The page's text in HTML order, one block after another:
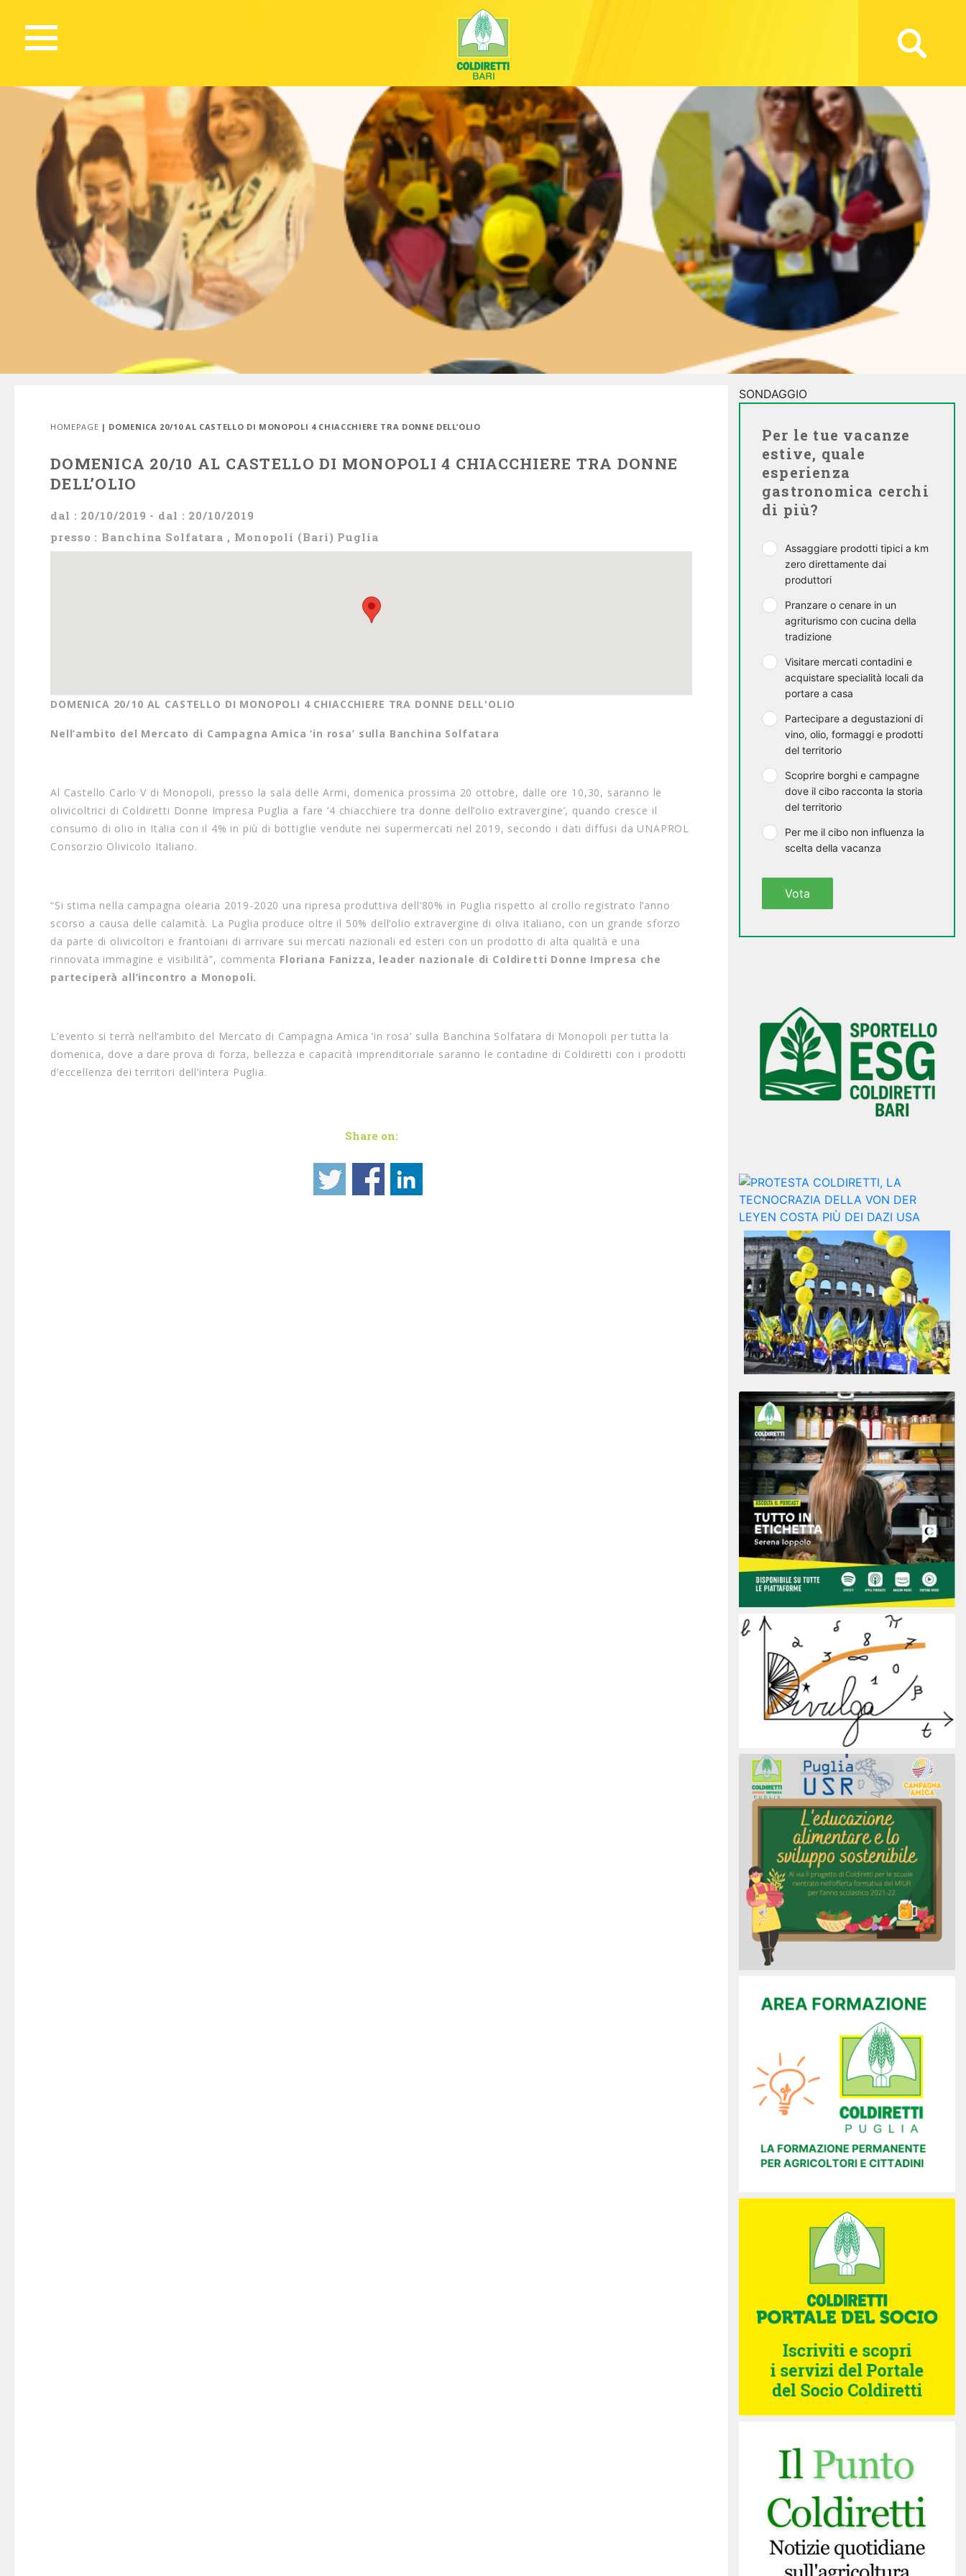
HOMEPAGE | DOMENICA 20/10 AL CASTELLO DI MONOPOLI 4 CHIACCHIERE TRA DONNE DELL’OLIO
DOMENICA 20/10 AL CASTELLO DI MONOPOLI 4 CHIACCHIERE TRA DONNE
DELL’OLIO
dal : 20/10/2019 - dal : 20/10/2019
presso : Banchina Solfatara , Monopoli (Bari) Puglia
DOMENICA 20/10 AL CASTELLO DI MONOPOLI 4 CHIACCHIERE TRA DONNE DELL'OLIO
Nell’ambito del Mercato di Campagna Amica ‘in rosa’ sulla Banchina Solfatara
Al Castello Carlo V di Monopoli, presso la sala delle Armi, domenica prossima 20 ottobre, dalle ore 10,30, saranno le
olivicoltrici di Coldiretti Donne Impresa Puglia a fare ‘4 chiacchiere tra donne dell’olio extravergine’, quando cresce il
consumo di olio in Italia con il 4% in più di bottiglie vendute nei supermercati nel 2019, secondo i dati diffusi da UNAPROL
Consorzio Olivicolo Italiano.
“Si stima nella campagna olearia 2019-2020 una ripresa produttiva dell’80% in Puglia rispetto al crollo registrato l’anno
scorso a causa delle calamità. La Puglia produce oltre il 50% dell’olio extravergine di oliva italiano, con un grande sforzo
da parte di olivicoltori e frantoiani di arrivare sui mercati nazionali ed esteri con un prodotto di alta qualità e una
rinnovata immagine e visibilità”, commenta Floriana Fanizza, leader nazionale di Coldiretti Donne Impresa che
parteciperà all’incontro a Monopoli.
L’evento si terrà nell’ambito del Mercato di Campagna Amica ‘in rosa’ sulla Banchina Solfatara di Monopoli per tutta la
domenica, dove a dare prova di forza, bellezza e capacità imprenditoriale saranno le contadine di Coldiretti con i prodotti
d’eccellenza dei territori dell’intera Puglia.
Share on:
SONDAGGIO
Per le tue vacanze
estive, quale
esperienza
gastronomica cerchi
di più?
Assaggiare prodotti tipici a km
zero direttamente dai
produttori
Pranzare o cenare in un
agriturismo con cucina della
tradizione
Visitare mercati contadini e
acquistare specialità locali da
portare a casa
Partecipare a degustazioni di
vino, olio, formaggi e prodotti
del territorio
Scoprire borghi e campagne
dove il cibo racconta la storia
del territorio
Per me il cibo non influenza la
scelta della vacanza
Vota